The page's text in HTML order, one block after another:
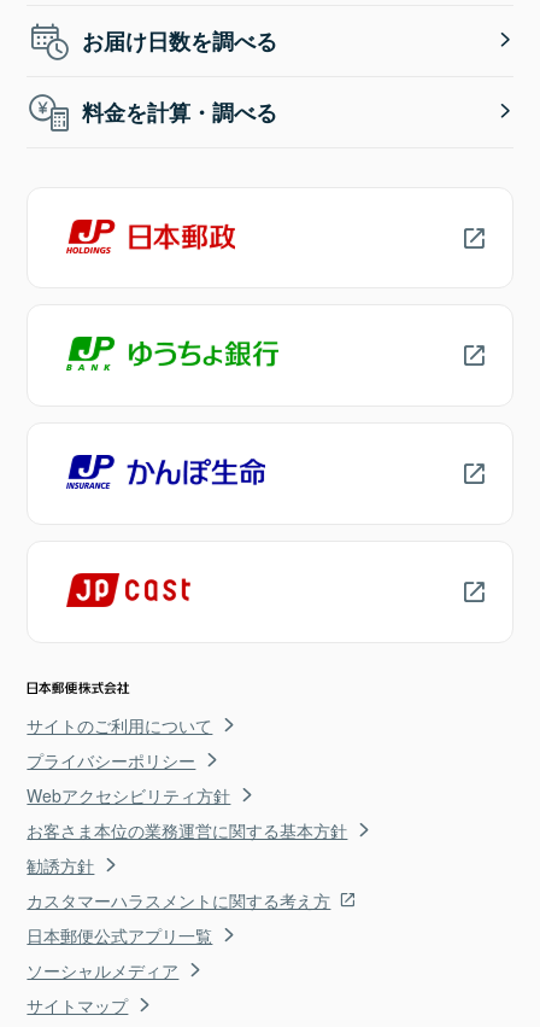
お届け日数を調べる
料金を計算・調べる
サイトのご利用について
プライバシーポリシー
Webアクセシビリティ方針
お客さま本位の業務運営に関する基本方針
勧誘方針
カスタマーハラスメントに関する考え方
日本郵便公式アプリ一覧
ソーシャルメディア
サイトマップ